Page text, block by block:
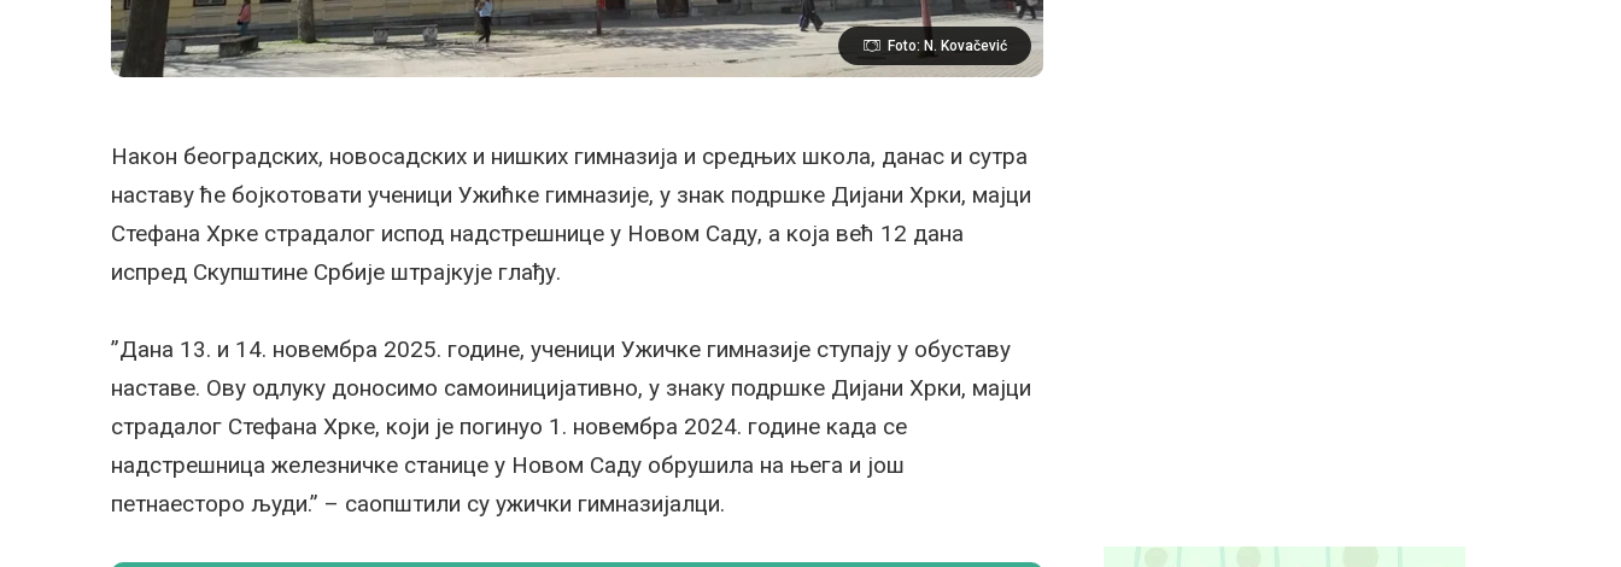
Foto: N. Kovačević
Након београдских, новосадских и нишких гимназија и средњих школа, данас и сутра
наставу ће бојкотовати ученици Ужићке гимназије, у знак подршке Дијани Хрки, мајци
Стефана Хрке страдалог испод надстрешнице у Новом Саду, а која већ 12 дана
испред Скупштине Србије штрајкује глађу.
”Дана 13. и 14. новембра 2025. године, ученици Ужичке гимназије ступају у обуставу
наставе. Ову одлуку доносимо самоиницијативно, у знаку подршке Дијани Хрки, мајци
страдалог Стефана Хрке, који је погинуо 1. новембра 2024. године када се
надстрешница железничке станице у Новом Саду обрушила на њега и још
петнаесторо људи.” – саопштили су ужички гимназијалци.